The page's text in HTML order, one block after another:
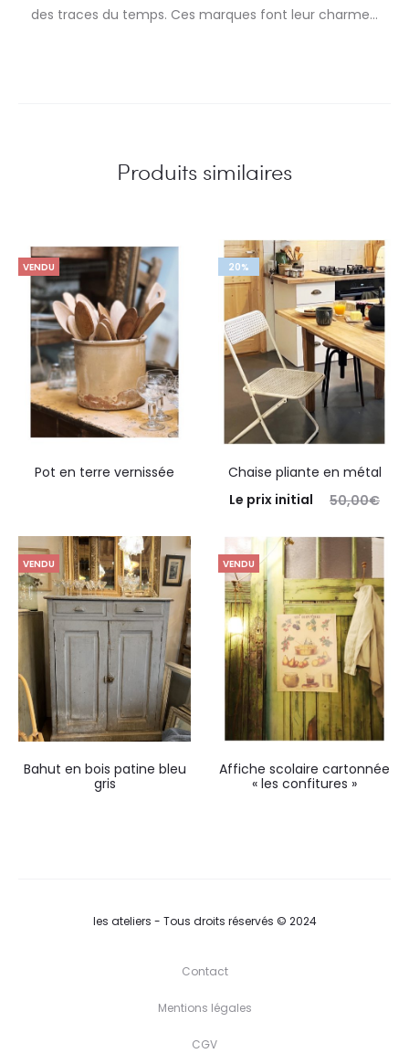
des traces du temps. Ces marques font leur charme…
Produits similaires
VENDU
Pot en terre vernissée
20%
Chaise pliante en métal
50,00€
Le prix initial
prix actuel est : 40,00€.
Retirer en boutique
VENDU
Bahut en bois patine bleu
gris
VENDU
Affiche scolaire cartonnée
« les confitures »
les ateliers - Tous droits réservés © 2024
Contact
Mentions légales
CGV